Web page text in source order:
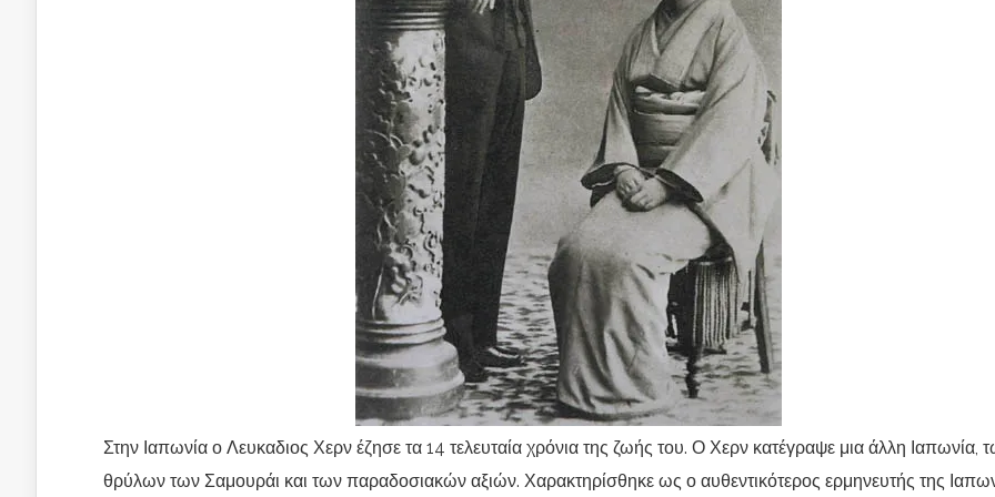
Στην Ιαπωνία ο Λευκαδιος Χερν έζησε τα 14 τελευταία χρόνια της ζωής του. Ο Χερν κατέγραψε μια άλλη Ιαπωνία,
θρύλων των Σαμουράι και των παραδοσιακών αξιών. Χαρακτηρίσθηκε ως ο αυθεντικότερος ερμηνευτής της